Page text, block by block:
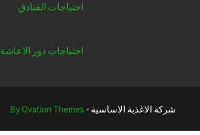
احتياجات الفنادق
احتياجات دور الاعاشة
شركة الاغذية الاساسية -